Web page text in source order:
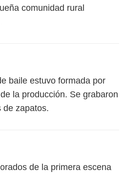
comunidad rural
baile estuvo formada por
la producción. Se grabaron
de zapatos.
de la primera escena